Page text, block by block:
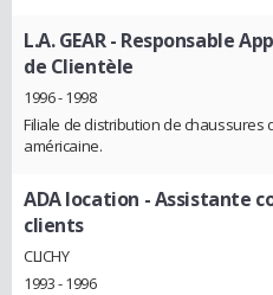
L.A. GEAR- Responsable
de Clientèle
1996 - 1998
Filiale de distribution de chaussures
américaine.
ADA location - Assistante
clients
CLICHY
1993 - 1996